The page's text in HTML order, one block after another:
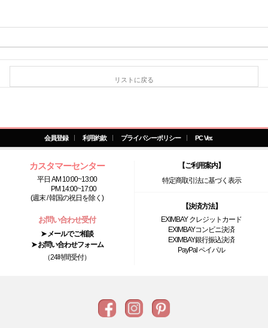
リストに戻る
会員登録 利用約款 プライバシーポリシー PC Ver.
カスタマーセンター
平日 AM 10:00~13:00
PM 14:00~17:00
(週末 / 韓国の祝日を除く)
お問い合わせ受付
➤ メールでご相談
➤ お問い合わせフォーム
（24時間受付）
【ご利用案内】
特定商取引法に基づく表示
【決済方法】
EXIMBAY クレジットカード
EXIMBAYコンビニ決済
EXIMBAY銀行振込決済
PayPal ペイパル